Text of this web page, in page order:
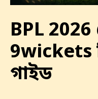
BPL 2026
9wickets
গাইড